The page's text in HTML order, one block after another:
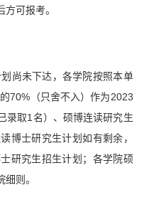
可报考。
尚未下达，各学院按照本单
70%（只舍不入）作为2023
录取1名）、硕博连读研究生
博士研究生计划如有剩余，
研究生招生计划；各学院硕
则。